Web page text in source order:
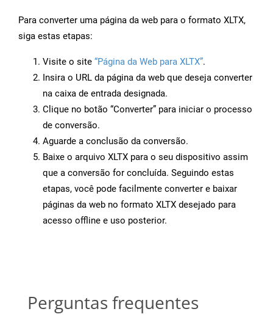
Para converter uma página da web para o formato XLTX,
siga estas etapas:
Visite o site “Página da Web para XLTX”.
Insira o URL da página da web que deseja converter
na caixa de entrada designada.
Clique no botão “Converter” para iniciar o processo
de conversão.
Aguarde a conclusão da conversão.
Baixe o arquivo XLTX para o seu dispositivo assim
que a conversão for concluída. Seguindo estas
etapas, você pode facilmente converter e baixar
páginas da web no formato XLTX desejado para
acesso offline e uso posterior.
Perguntas frequentes